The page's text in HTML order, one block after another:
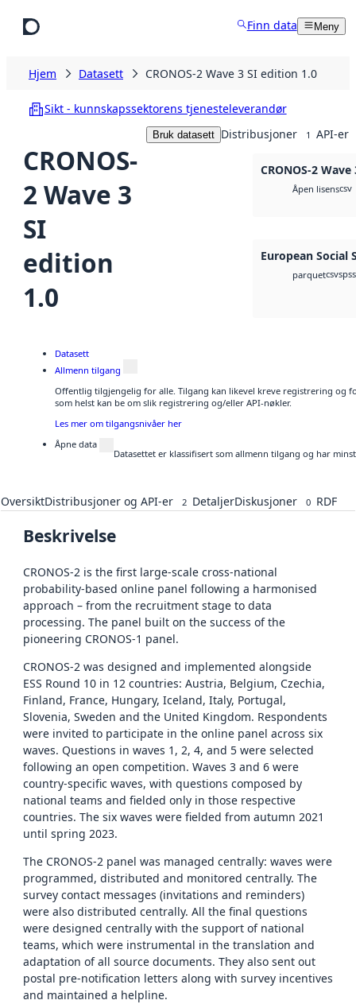
Finn data Meny
Hjem Datasett CRONOS-2 Wave 3 SI edition 1.0
Sikt - kunnskapssektorens tjenesteleverandør
CRONOS-
2 Wave 3
SI
edition
1.0
Bruk datasett Distribusjoner 1 API-er
CRONOS-2
Åpen lisenscsv
European Social
parquetcsv
Datasett
Allmenn tilgang
Offentlig tilgjengelig for alle. Tilgang kan likevel kreve registrering og
som helst kan be om slik registrering og/eller API-nøkler.
Les mer om tilgangsnivåer her
Åpne data
Datasettet er klassifisert som allmenn tilgang og har
OversiktDistribusjoner og API-er 2 DetaljerDiskusjoner 0 RDF
Beskrivelse
CRONOS-2 is the first large-scale cross-national
probability-based online panel following a harmonised
approach – from the recruitment stage to data
processing. The panel built on the success of the
pioneering CRONOS-1 panel.
CRONOS-2 was designed and implemented alongside
ESS Round 10 in 12 countries: Austria, Belgium, Czechia,
Finland, France, Hungary, Iceland, Italy, Portugal,
Slovenia, Sweden and the United Kingdom. Respondents
were invited to participate in the online panel across six
waves. Questions in waves 1, 2, 4, and 5 were selected
following an open competition. Waves 3 and 6 were
country-specific waves, with questions composed by
national teams and fielded only in those respective
countries. The six waves were fielded from autumn 2021
until spring 2023.
The CRONOS-2 panel was managed centrally: waves were
programmed, distributed and monitored centrally. The
survey contact messages (invitations and reminders)
were also distributed centrally. All the final questions
were designed centrally with the support of national
teams, which were instrumental in the translation and
adaptation of all source documents. They also sent out
postal pre-notification letters along with survey incentives
and maintained a helpline.